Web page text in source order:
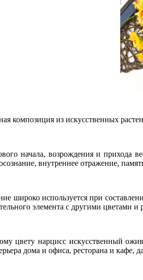
композиция из искусственных
начала, возрождения и прихода
внутреннее отражение,
широко используется при
элемента с другими
цвету нарцисс искусственный
дома и офиса, ресторана и кафе,